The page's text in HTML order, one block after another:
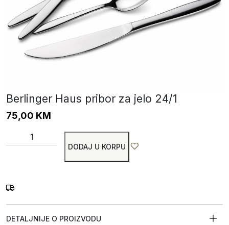
Berlinger Haus pribor za jelo 24/1
75,00 KM
DODAJ U KORPU
DETALJNIJE O PROIZVODU